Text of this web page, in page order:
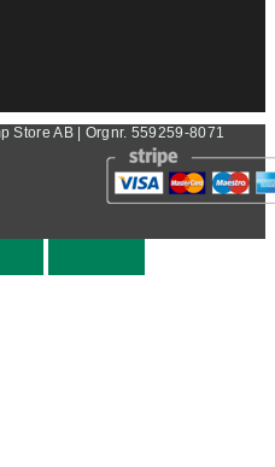
Store AB | Orgnr. 559259-8071